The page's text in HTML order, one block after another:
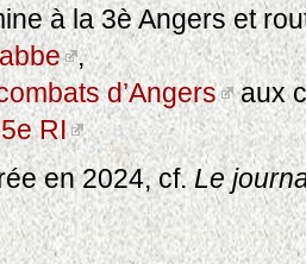
à la 3è Angers et
,
d’Angers aux
RI
en 2024, cf.Le